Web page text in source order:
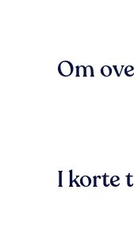
Om
I korte